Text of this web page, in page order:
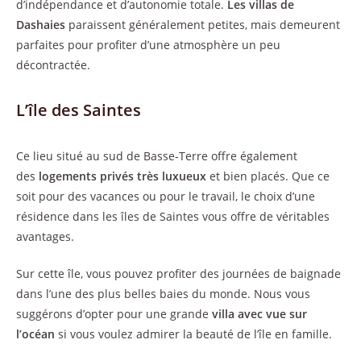
d’indépendance et d’autonomie totale. Les villas de
Dashaies paraissent généralement petites, mais demeurent
parfaites pour profiter d’une atmosphère un peu
décontractée.
L’île des Saintes
Ce lieu situé au sud de Basse-Terre offre également
des logements privés très luxueux et bien placés. Que ce
soit pour des vacances ou pour le travail, le choix d’une
résidence dans les îles de Saintes vous offre de véritables
avantages.
Sur cette île, vous pouvez profiter des journées de baignade
dans l’une des plus belles baies du monde. Nous vous
suggérons d’opter pour une grande villa avec vue sur
l’océan si vous voulez admirer la beauté de l’île en famille.